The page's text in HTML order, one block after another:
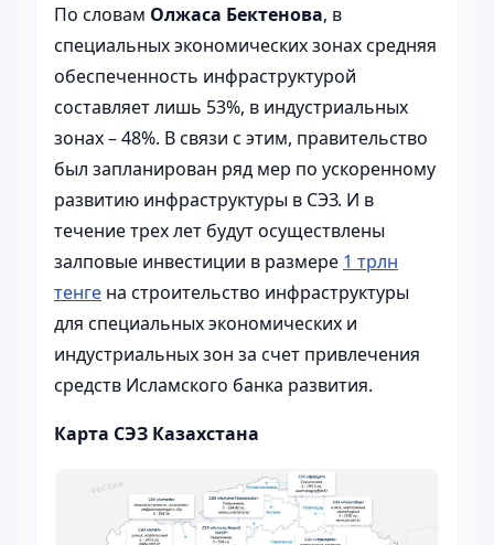
По словам Олжаса Бектенова, в
специальных экономических зонах средняя
обеспеченность инфраструктурой
составляет лишь 53%, в индустриальных
зонах – 48%. В связи с этим, правительство
был запланирован ряд мер по ускоренному
развитию инфраструктуры в СЭЗ. И в
течение трех лет будут осуществлены
залповые инвестиции в размере 1 трлн
тенге на строительство инфраструктуры
для специальных экономических и
индустриальных зон за счет привлечения
средств Исламского банка развития.
Карта СЭЗ Казахстана